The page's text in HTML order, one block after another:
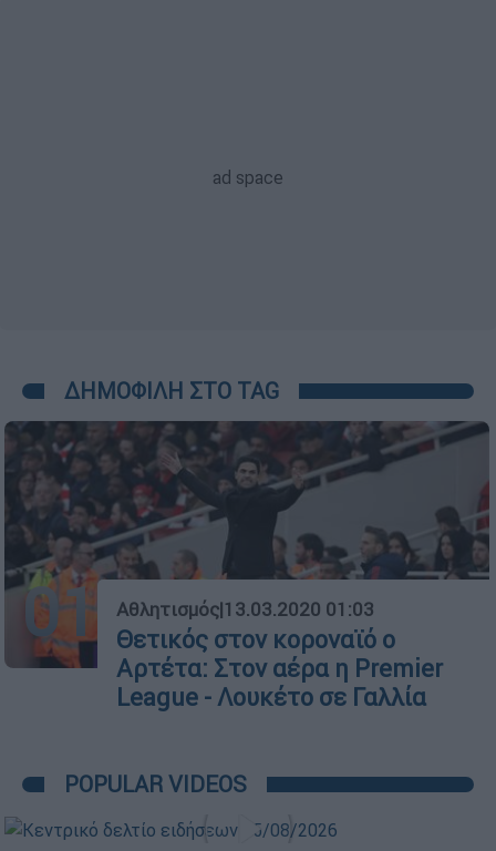
ΔΗΜΟΦΙΛΗ ΣΤΟ TAG
01 Αθλητισμός|13.03.2020 01:03
Θετικός στον κοροναϊό ο
Αρτέτα: Στον αέρα η Premier
League - Λουκέτο σε Γαλλία
POPULAR VIDEOS